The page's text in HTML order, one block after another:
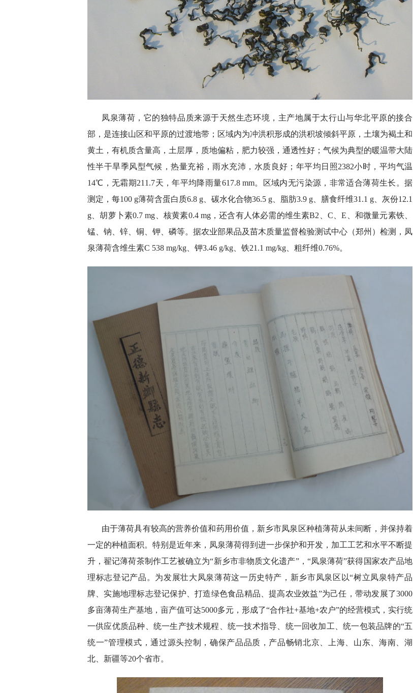
凤泉薄荷，它的独特品质来源于天然生态环境，主产地属于太行山与华北平原的接合
部，是连接山区和平原的过渡地带；区域内为冲洪积形成的洪积坡倾斜平原，土壤为褐土和
黄土，有机质含量高，土层厚，质地偏粘，肥力较强，通透性好；气候为典型的暖温带大陆
性半干旱季风型气候，热量充裕，雨水充沛，水质良好；年平均日照2382小时，平均气温
14℃，无霜期211.7天，年平均降雨量617.8 mm。区域内无污染源，非常适合薄荷生长。据
测定，每100 g薄荷含蛋白质6.8 g、碳水化合物36.5 g、脂肪3.9 g、膳食纤维31.1 g、灰份12.1
g、胡萝卜素0.7 mg、核黄素0.4 mg，还含有人体必需的维生素B2、C、E、和微量元素铁、
锰、钠、锌、铜、钾、磷等。据农业部果品及苗木质量监督检验测试中心（郑州）检测，凤
泉薄荷含维生素C 538 mg/kg、钾3.46 g/kg、铁21.1 mg/kg、粗纤维0.76%。
由于薄荷具有较高的营养价值和药用价值，新乡市凤泉区种植薄荷从未间断，并保持着
一定的种植面积。特别是近年来，凤泉薄荷得到进一步保护和开发，加工工艺和水平不断提
升，翟记薄荷茶制作工艺被确立为“新乡市非物质文化遗产”，“凤泉薄荷”获得国家农产品地
理标志登记产品。为发展壮大凤泉薄荷这一历史特产，新乡市凤泉区以“树立凤泉特产品
牌、实施地理标志登记保护、打造绿色食品精品、提高农业效益”为己任，带动发展了3000
多亩薄荷生产基地，亩产值可达5000多元，形成了“合作社+基地+农户”的经营模式，实行统
一供应优质品种、统一生产技术规程、统一技术指导、统一回收加工、统一包装品牌的“五
统一”管理模式，通过源头控制，确保产品品质，产品畅销北京、上海、山东、海南、湖
北、新疆等20个省市。